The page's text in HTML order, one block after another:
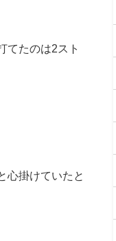
てたのは2スト
心掛けていたと